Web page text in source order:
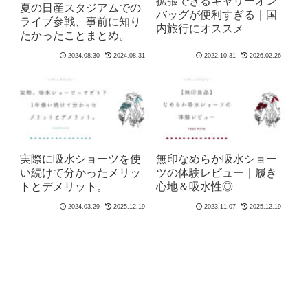
夏の日産スタジアムでの
ライブ参戦、事前に知り
たかったことまとめ。
2024.08.30 2024.08.31
バッグが便利すぎる｜国
内旅行にオススメ
2022.10.31 2026.02.26
実際に吸水ショーツを使
い続けて分かったメリッ
トとデメリット。
2024.03.29 2025.12.19
無印なめらか吸水ショー
ツの体験レビュー｜履き
心地＆吸水性◎
2023.11.07 2025.12.19